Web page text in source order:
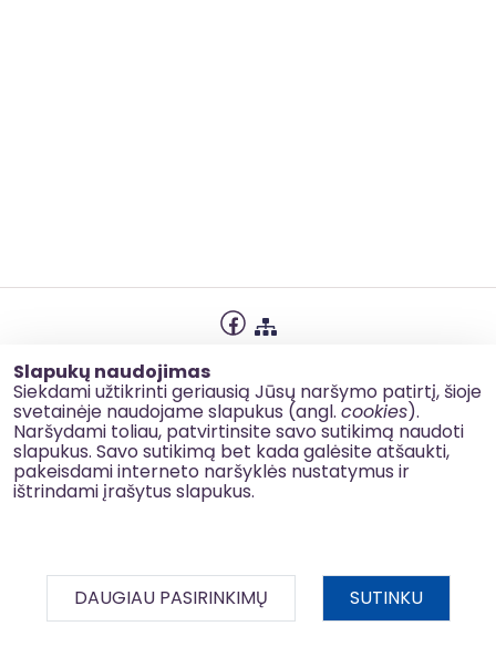
Slapukų naudojimas
Siekdami užtikrinti geriausią Jūsų naršymo patirtį, šioje
svetainėje naudojame slapukus (angl. cookies).
Naršydami toliau, patvirtinsite savo sutikimą naudoti
slapukus. Savo sutikimą bet kada galėsite atšaukti,
pakeisdami interneto naršyklės nustatymus ir
ištrindami įrašytus slapukus.
DAUGIAU PASIRINKIMŲ SUTINKU
Slapukų naudojimas
Korupcijos prevencija
Kontaktai